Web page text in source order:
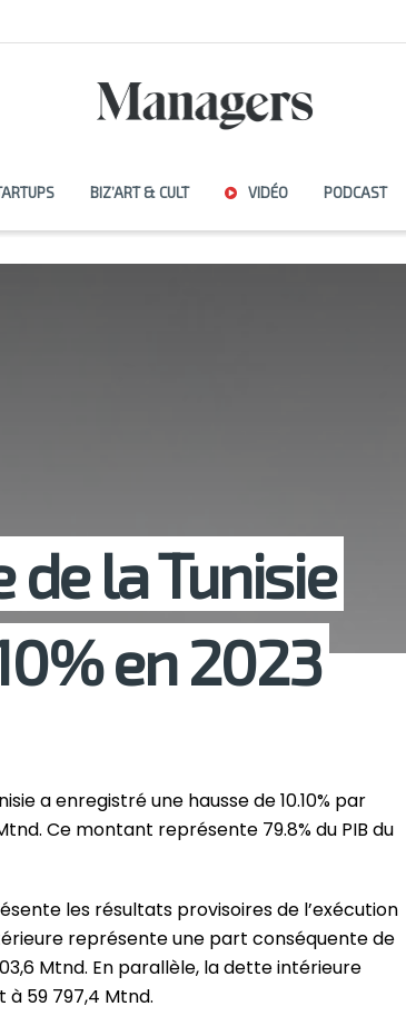
BIZ’ART & CULT VIDÉO PODCAST
la Tunisie
en 2023
a enregistré une hausse de 10.10% par
Ce montant représente 79.8% du PIB du
les résultats provisoires de l’exécution
représente une part conséquente de
Mtnd. En parallèle, la dette intérieure
59 797,4 Mtnd.